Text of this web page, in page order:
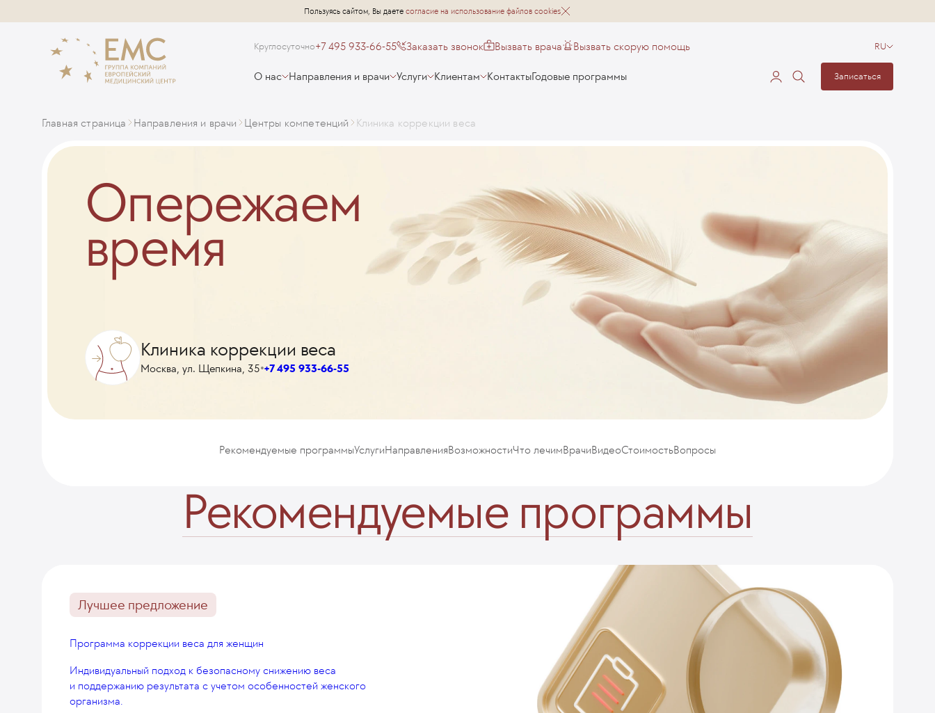
Пользуясь сайтом, Вы даете согласие на использование файлов cookies
Круглосуточно+7 495 933-66-55 Заказать звонок Вызвать врача Вызвать скорую помощь RU
О нас Направления и врачи Услуги Клиентам КонтактыГодовые программы Записаться
Главная страница Направления и врачи Центры компетенций Клиника коррекции веса
Опережаем
время
Клиника коррекции веса
Москва, ул. Щепкина, 35•+7 495 933-66-55
Рекомендуемые программыУслугиНаправленияВозможностиЧто лечимВрачиВидеоСтоимостьВопросы
Рекомендуемые программы
Лучшее предложение
Программа коррекции веса для женщин
Индивидуальный подход к безопасному снижению веса
и поддержанию результата с учетом особенностей женского
организма.